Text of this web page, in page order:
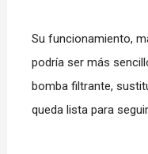
Su funcionamiento,
podría ser más
bomba filtrante,
queda lista para